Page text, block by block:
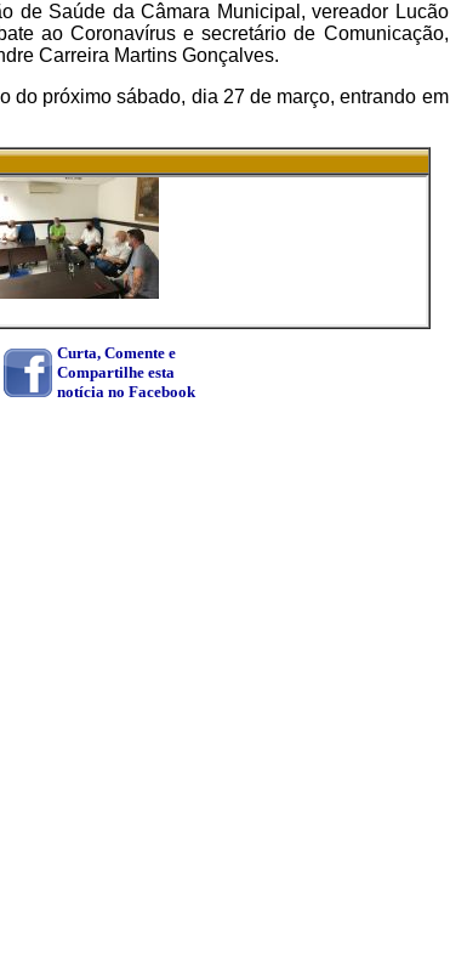
de Saúde da Câmara Municipal, vereador Lucão
ao Coronavírus e secretário de Comunicação,
Carreira Martins Gonçalves.
do próximo sábado, dia 27 de março, entrando em
Curta, Comente e
Compartilhe esta
notícia no Facebook